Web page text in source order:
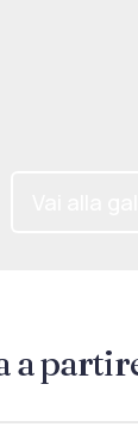
a